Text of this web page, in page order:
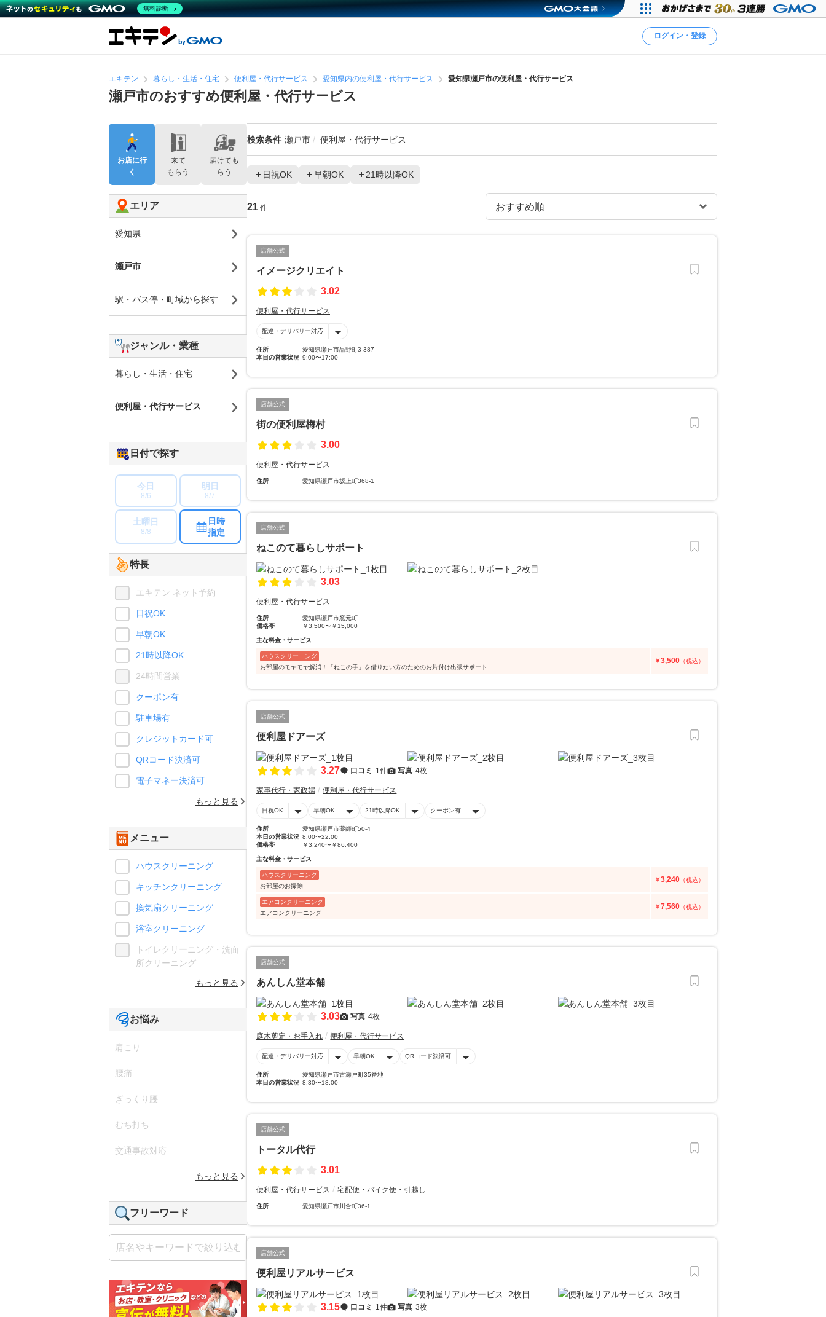
ログイン・登録
エキテン 暮らし・生活・住宅 便利屋・代行サービス 愛知県内の便利屋・代行サービス 愛知県瀬戸市の便利屋・代行サービス
瀬戸市のおすすめ便利屋・代行サービス
検索条件 瀬戸市 便利屋・代行サービス
日祝OK 早朝OK 21時以降OK
21 件
店舗公式
イメージクリエイト
3.02
便利屋・代行サービス
配達・デリバリー対応
住所
愛知県瀬戸市品野町3-387
本日の営業状況 9:00〜17:00
店舗公式
街の便利屋梅村
3.00
便利屋・代行サービス
住所 愛知県瀬戸市坂上町368-1
店舗公式
ねこのて暮らしサポート
3.03
便利屋・代行サービス
住所
愛知県瀬戸市窯元町
価格帯
￥3,500〜￥15,000
主な料金・サービス
ハウスクリーニング
お部屋のモヤモヤ解消！「ねこの手」を借りたい方のためのお片付け出張サポート
￥3,500 （税込）
店舗公式
便利屋ドアーズ
3.27 口コミ 1件 写真 4枚
家事代行・家政婦 便利屋・代行サービス
日祝OK 早朝OK 21時以降OK クーポン有
住所
愛知県瀬戸市薬師町50-4
本日の営業状況 8:00〜22:00
価格帯
￥3,240〜￥86,400
主な料金・サービス
ハウスクリーニング
お部屋のお掃除
￥3,240 （税込）
エアコンクリーニング
エアコンクリーニング
￥7,560 （税込）
店舗公式
あんしん堂本舗
3.03 写真 4枚
庭木剪定・お手入れ 便利屋・代行サービス
配達・デリバリー対応 早朝OK QRコード決済可
住所
愛知県瀬戸市古瀬戸町35番地
本日の営業状況 8:30〜18:00
店舗公式
トータル代行
3.01
便利屋・代行サービス 宅配便・バイク便・引越し
住所 愛知県瀬戸市川合町36-1
店舗公式
便利屋リアルサービス
3.15 口コミ 1件 写真 3枚
お店に行
く
来て
もらう
届けても
らう
エリア
愛知県
瀬戸市
駅・バス停・町域から探す
ジャンル・業種
暮らし・生活・住宅
便利屋・代行サービス
日付で探す
今日
8/6
明日
8/7
土曜日
8/8
日時
指定
特長
エキテン ネット予約
日祝OK
早朝OK
21時以降OK
24時間営業
クーポン有
駐車場有
クレジットカード可
QRコード決済可
電子マネー決済可
もっと見る
メニュー
ハウスクリーニング
キッチンクリーニング
換気扇クリーニング
浴室クリーニング
トイレクリーニング・洗面
所クリーニング
もっと見る
お悩み
肩こり
腰痛
ぎっくり腰
むち打ち
交通事故対応
もっと見る
フリーワード
無料診断